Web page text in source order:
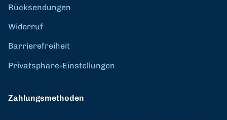
Rücksendungen
Widerruf
Barrierefreiheit
Privatsphäre-Einstellungen
Zahlungsmethoden